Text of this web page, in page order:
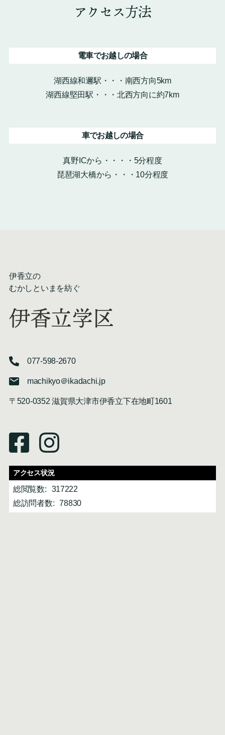
アクセス方法
電車でお越しの場合
湖西線和邇駅・・・南西方向5km
湖西線堅田駅・・・北西方向に約7km
車でお越しの場合
真野ICから・・・・5分程度
琵琶湖大橋から・・・10分程度
伊香立の
むかしといまを紡ぐ
伊香立学区
077-598-2670
machikyo＠ikadachi.jp
〒520-0352 滋賀県大津市伊香立下在地町1601
アクセス状況
総閲覧数:
317222
総訪問者数:
78830